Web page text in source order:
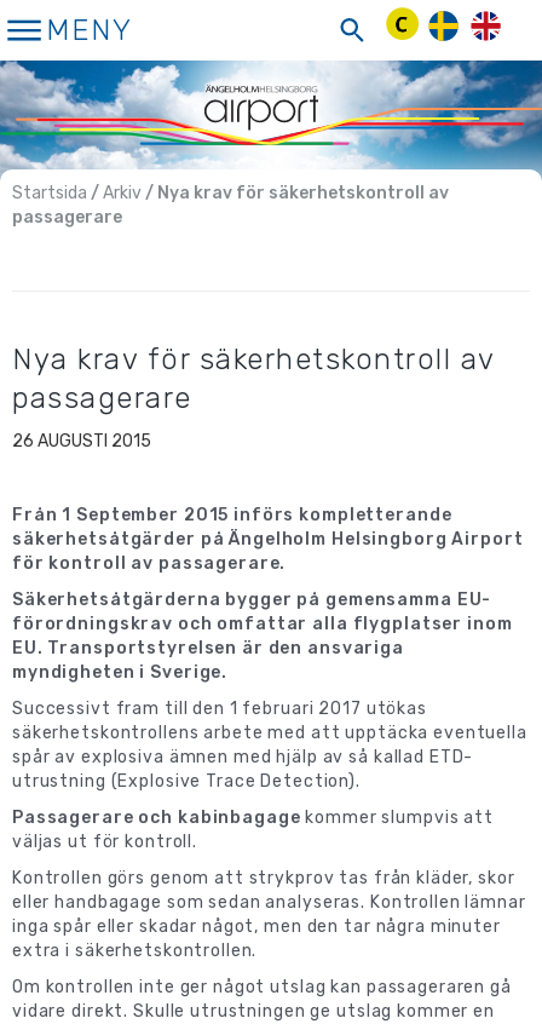
till
innehåll
MENY
Startsida /Arkiv/ Nya krav för säkerhetskontroll av
passagerare
Nya krav för säkerhetskontroll av
passagerare
26 AUGUSTI 2015
Från 1 September 2015 införs kompletterande
säkerhetsåtgärder på Ängelholm Helsingborg Airport
för kontroll av passagerare.
Säkerhetsåtgärderna bygger på gemensamma EU-
förordningskrav och omfattar alla flygplatser inom
EU. Transportstyrelsen är den ansvariga
myndigheten i Sverige.
Successivt fram till den 1 februari 2017 utökas
säkerhetskontrollens arbete med att upptäcka eventuella
spår av explosiva ämnen med hjälp av så kallad ETD-
utrustning (Explosive Trace Detection).
Passagerare och kabinbagage kommer slumpvis att
väljas ut för kontroll.
Kontrollen görs genom att strykprov tas från kläder, skor
eller handbagage som sedan analyseras. Kontrollen lämnar
inga spår eller skadar något, men den tar några minuter
extra i säkerhetskontrollen.
Om kontrollen inte ger något utslag kan passageraren gå
vidare direkt. Skulle utrustningen ge utslag kommer en